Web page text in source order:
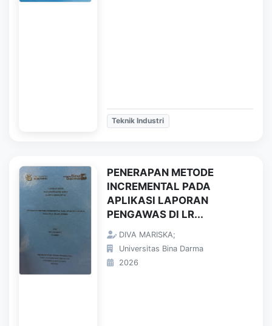
Teknik Industri
PENERAPAN METODE
INCREMENTAL PADA
APLIKASI LAPORAN
PENGAWAS DI LR...
DIVA MARISKA;
Universitas Bina Darma
2026